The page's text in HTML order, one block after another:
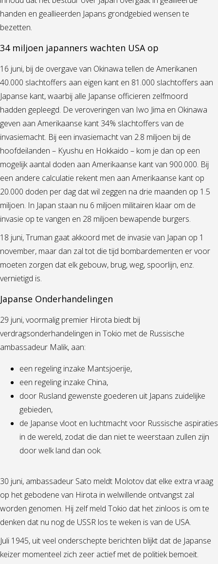
handen en geallieerden Japans grondgebied wensen te
bezetten.
34 miljoen japanners wachten USA op
16 juni, bij de overgave van Okinawa tellen de Amerikanen
40.000 slachtoffers aan eigen kant en 81.000 slachtoffers aan
Japanse kant, waarbij alle Japanse officieren zelfmoord
hadden gepleegd. De veroveringen van Iwo Jima en Okinawa
geven aan Amerikaanse kant 34% slachtoffers van de
invasiemacht. Bij een invasiemacht van 2.8 miljoen bij de
hoofdeilanden – Kyushu en Hokkaido – kom je dan op een
mogelijk aantal doden aan Amerikaanse kant van 900.000. Bij
een andere calculatie rekent men aan Amerikaanse kant op
20.000 doden per dag dat wil zeggen na drie maanden op 1.5
miljoen. In Japan staan nu 6 miljoen militairen klaar om de
invasie op te vangen en 28 miljoen bewapende burgers.
18 juni, Truman gaat akkoord met de invasie van Japan op 1
november, maar dan zal tot die tijd bombardementen er voor
moeten zorgen dat elk gebouw, brug, weg, spoorlijn, enz.
vernietigd is.
Japanse Onderhandelingen
29 juni, voormalig premier Hirota biedt bij
verdragsonderhandelingen in Tokio met de Russische
ambassadeur Malik, aan:
een regeling inzake Mantsjoerije,
een regeling inzake China,
door Rusland gewenste goederen uit Japans zuidelijke
gebieden,
de Japanse vloot en luchtmacht voor Russische aspiraties
in de wereld, zodat die dan niet te weerstaan zullen zijn
door welk land dan ook.
30 juni, ambassadeur Sato meldt Molotov dat elke extra vraag
op het gebodene van Hirota in welwillende ontvangst zal
worden genomen. Hij zelf meld Tokio dat het zinloos is om te
denken dat nu nog de USSR los te weken is van de USA.
Juli 1945, uit veel onderschepte berichten blijkt dat de Japanse
keizer momenteel zich zeer actief met de politiek bemoeit.